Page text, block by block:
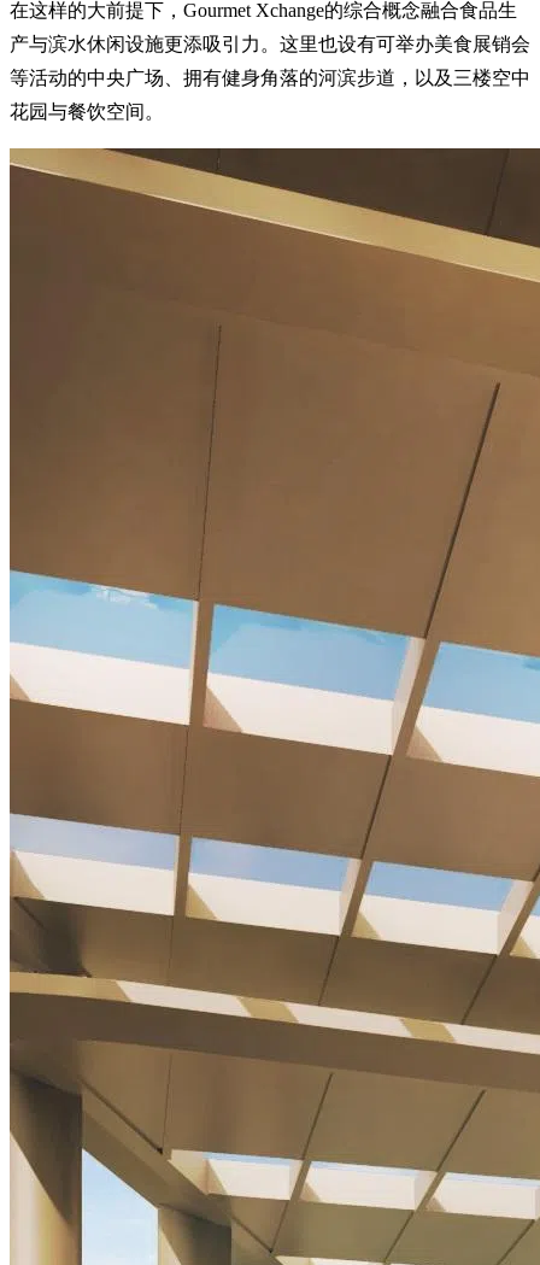
在这样的大前提下，Gourmet Xchange的综合概念融合食品生
产与滨水休闲设施更添吸引力。这里也设有可举办美食展销会
等活动的中央广场、拥有健身角落的河滨步道，以及三楼空中
花园与餐饮空间。